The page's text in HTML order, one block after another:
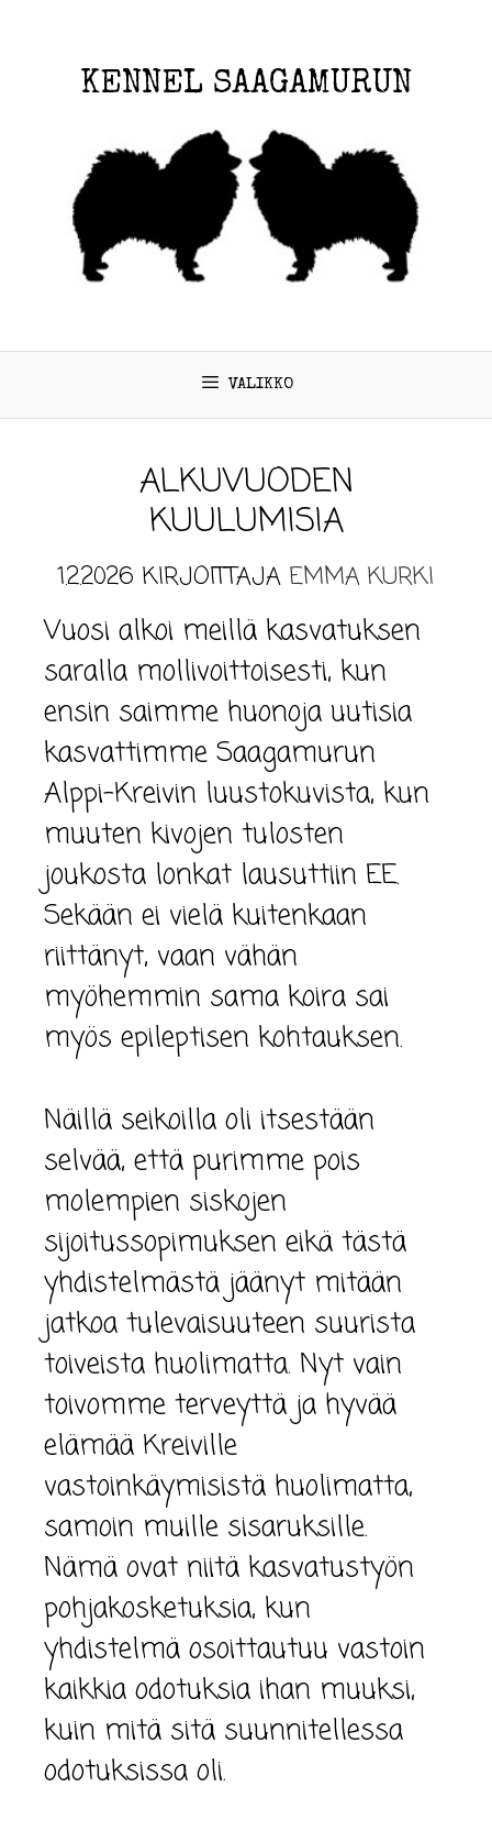
KENNEL SAAGAMURUN
VALIKKO
ALKUVUODEN
KUULUMISIA
1.2.2026 KIRJOITTAJA EMMA KURKI
Vuosi alkoi meillä kasvatuksen
saralla mollivoittoisesti, kun
ensin saimme huonoja uutisia
kasvattimme Saagamurun
Alppi-Kreivin luustokuvista, kun
muuten kivojen tulosten
joukosta lonkat lausuttiin EE.
Sekään ei vielä kuitenkaan
riittänyt, vaan vähän
myöhemmin sama koira sai
myös epileptisen kohtauksen.
Näillä seikoilla oli itsestään
selvää, että purimme pois
molempien siskojen
sijoitussopimuksen eikä tästä
yhdistelmästä jäänyt mitään
jatkoa tulevaisuuteen suurista
toiveista huolimatta. Nyt vain
toivomme terveyttä ja hyvää
elämää Kreiville
vastoinkäymisistä huolimatta,
samoin muille sisaruksille.
Nämä ovat niitä kasvatustyön
pohjakosketuksia, kun
yhdistelmä osoittautuu vastoin
kaikkia odotuksia ihan muuksi,
kuin mitä sitä suunnitellessa
odotuksissa oli.